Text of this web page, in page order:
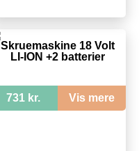
Skruemaskine 18 Volt
LI-ION +2 batterier
731 kr. Vis mere